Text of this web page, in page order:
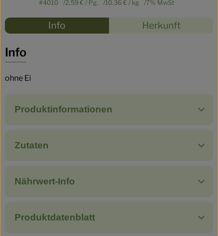
#4010 2,59 € / Pg. 10,36 € / kg 7% MwSt
Rezepte
Info Herkunft
Info
ohne Ei
Produktinformationen
Zutaten
Nährwert-Info
Produktdatenblatt